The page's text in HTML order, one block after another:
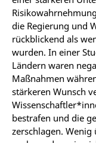
die Regierung und
rückblickend als
wurden. In einer
Ländern waren
Maßnahmen
stärkeren Wunsch
bestrafen und die
zerschlagen. Wenig